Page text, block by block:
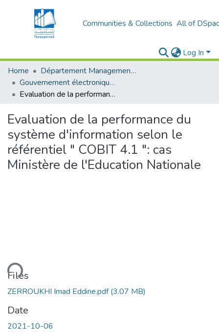
Communities & Collections All of
Log In
Home
Département Management stratégique et système
Gouvernement électronique (E-GOV)
Evaluation de la performance du système d'information selon le référentiel " COBIT 4.1 ": cas Ministère de l'Education Nationale
Evaluation de la performance du
système d'information selon le
référentiel " COBIT 4.1 ": cas
Ministère de l'Education Nationale
Files
ZERROUKHI Imad Eddine.pdf(3.07 MB)
Date
2021-10-06